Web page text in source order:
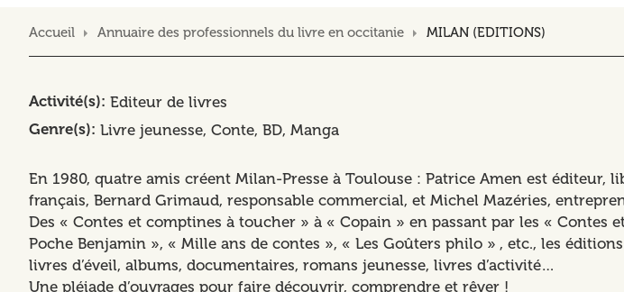
Accueil Annuaire des professionnels du livre en occitanie MILAN (EDITIONS)
Activité(s) Editeur de livres
Genre(s) Livre jeunesse Conte BD, Manga
En 1980, quatre amis créent Milan-Presse à Toulouse : Patrice Amen est
français, Bernard Grimaud, responsable commercial, et Michel Mazéries,
Des « Contes et comptines à toucher » à « Copain » en passant par les « Contes
Poche Benjamin », « Mille ans de contes », « Les Goûters philo » , etc., les
livres d’éveil, albums, documentaires, romans jeunesse, livres d’activité…
Une pléiade d’ouvrages pour faire découvrir, comprendre et rêver !